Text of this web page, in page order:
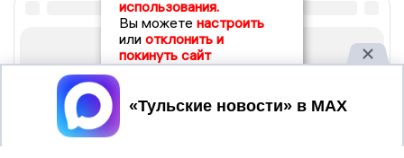
использования.
Вы можете настроить
или отклонить и
покинуть сайт
Принять